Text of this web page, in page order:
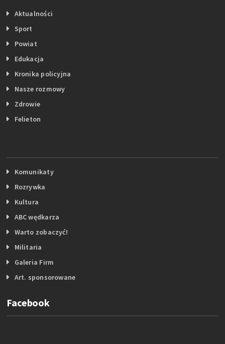
Aktualności
Sport
Powiat
Edukacja
Kronika policyjna
Nasze rozmowy
Zdrowie
Felieton
Komunikaty
Rozrywka
Kultura
ABC wędkarza
Warto zobaczyć!
Militaria
Galeria Firm
Art. sponsorowane
Facebook